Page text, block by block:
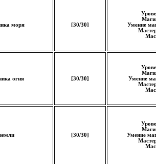
моря [30/30]
Умение
огня [30/30]
Умение
[30/30]
Умение